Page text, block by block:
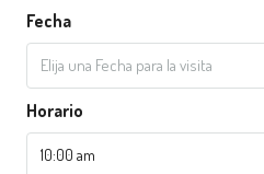
Fecha
Elija una Fecha para la visita
Horario
10:00 am